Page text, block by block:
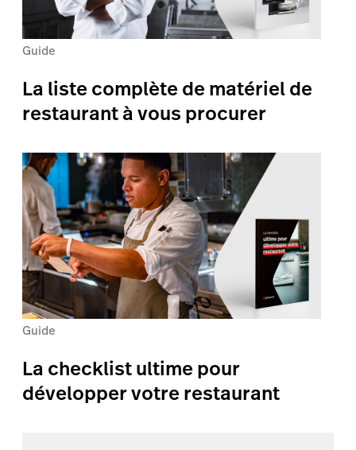
Guide
La liste complète de matériel de
restaurant à vous procurer
Guide
La checklist ultime pour
développer votre restaurant